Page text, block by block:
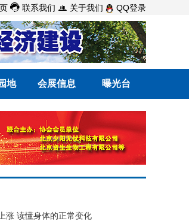
 联系我们  关于我们 QQ登录
地 会展信息 曝光台
涨 读懂身体的正常变化